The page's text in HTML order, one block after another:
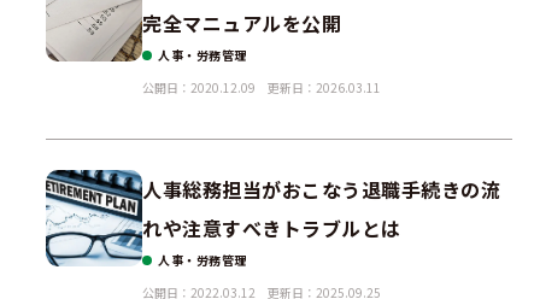
完全マニュアルを公開
人事・労務管理
公開日：2020.12.09
更新日：2026.03.11
人事総務担当がおこなう退職手続きの流
れや注意すべきトラブルとは
人事・労務管理
公開日：2022.03.12
更新日：2025.09.25